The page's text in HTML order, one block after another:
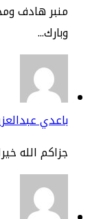
هادف ومحتوى
عبدالعزيز
الله خيرا...